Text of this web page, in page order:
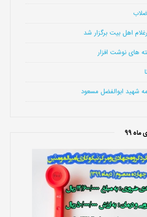
اهل بیت برگزار شد
های نوشت افزار
شهید ابوالفضل مسعود
99